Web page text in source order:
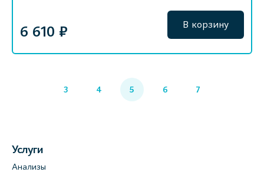
6 610 ₽ В корзину
3 4 5 6 7
Услуги
Анализы